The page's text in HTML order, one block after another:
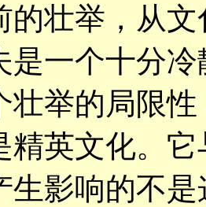
的壮举，从
是一个十分
壮举的局限
精英文化。
生影响的不